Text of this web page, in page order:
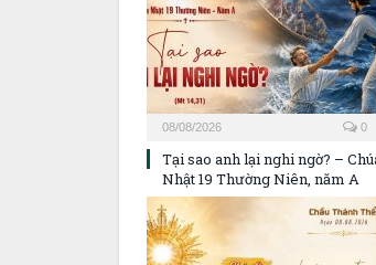
08/08/2026 0
Tại sao anh lại nghi ngờ? –
Nhật 19 Thường Niên, năm A